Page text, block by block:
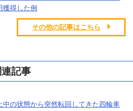
得した例
その他の記事はこちら
連記事
の状態から突然転回してきた四輪車